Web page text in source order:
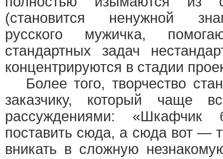
(становится ненужной
русского мужичка,
стандартных задач
концентрируются в стадии
Более того, творчество
заказчику, который чаще
рассуждениями:
поставить сюда, а сюда вот —
вникать в сложную